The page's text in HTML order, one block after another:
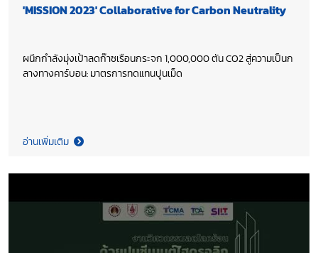
'MISSION 2023' Collaborative for Carbon Neutrality
ผนึกกำลังมุ่งเป้าลดก๊าซเรือนกระจก 1,000,000 ตัน CO2 สู่ความเป็นก
ลางทางคาร์บอน: มาตรการทดแทนปูนเม็ด
อ่านเพิ่มเติม